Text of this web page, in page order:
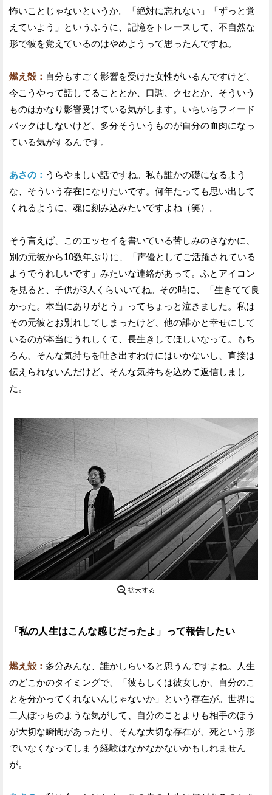
怖いことじゃないというか。「絶対に忘れない」「ずっと覚
えていよう」というふうに、記憶をトレースして、不自然な
形で彼を覚えているのはやめようって思ったんですね。
燃え殻： 自分もすごく影響を受けた女性がいるんですけど、
今こうやって話してることとか、口調、クセとか、そういう
ものはかなり影響受けている気がします。いちいちフィード
バックはしないけど、多分そういうものが自分の血肉になっ
ている気がするんです。
あさの： うらやましい話ですね。私も誰かの礎になるよう
な、そういう存在になりたいです。何年たっても思い出して
くれるように、魂に刻み込みたいですよね（笑）。
そう言えば、このエッセイを書いている苦しみのさなかに、
別の元彼から10数年ぶりに、「声優としてご活躍されている
ようでうれしいです」みたいな連絡があって。ふとアイコン
を見ると、子供が3人くらいいてね。その時に、「生きてて良
かった。本当にありがとう」ってちょっと泣きました。私は
その元彼とお別れしてしまったけど、他の誰かと幸せにして
いるのが本当にうれしくて、長生きしてほしいなって。もち
ろん、そんな気持ちを吐き出すわけにはいかないし、直接は
伝えられないんだけど、そんな気持ちを込めて返信しまし
た。
「私の人生はこんな感じだったよ」って報告したい
燃え殻： 多分みんな、誰かしらいると思うんですよね。人生
のどこかのタイミングで、「彼もしくは彼女しか、自分のこ
とを分かってくれないんじゃないか」という存在が。世界に
二人ぼっちのような気がして、自分のことよりも相手のほう
が大切な瞬間があったり。そんな大切な存在が、死という形
でいなくなってしまう経験はなかなかないかもしれません
が。